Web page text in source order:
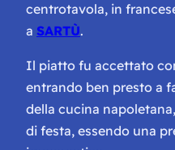
centrotavola, in
a SARTÙ.
Il piatto fu accettato
entrando ben presto a
della cucina
di festa, essendo una